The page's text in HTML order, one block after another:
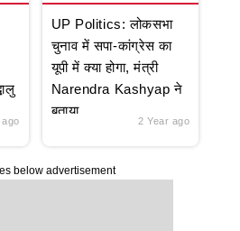
UP Politics: लोकसभा
चुनाव में सपा-कांग्रेस का
यूपी में क्या होगा, मंत्री
Narendra Kashyap ने
बताया
2 Year ago
below advertisement